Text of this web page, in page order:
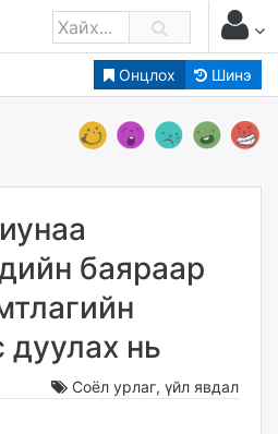
Онцлох Шинэ
баяраар
дуулах нь
Соёл урлаг, үйл явдал